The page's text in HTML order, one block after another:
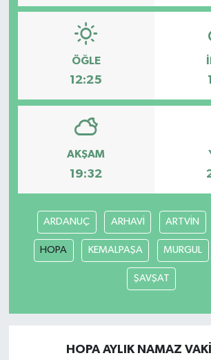
ÖĞLE
12:25
AKŞAM
19:32
ARDANUÇ ARHAVİ ARTVİN
HOPA KEMALPAŞA MURGUL
ŞAVŞAT
HOPA AYLIK NAMAZ